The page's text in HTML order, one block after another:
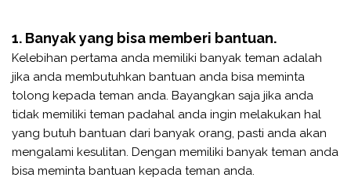
1. Banyak yang bisa memberi bantuan.
Kelebihan pertama anda memiliki banyak teman adalah
jika anda membutuhkan bantuan anda bisa meminta
tolong kepada teman anda. Bayangkan saja jika anda
tidak memiliki teman padahal anda ingin melakukan hal
yang butuh bantuan dari banyak orang, pasti anda akan
mengalami kesulitan. Dengan memiliki banyak teman anda
bisa meminta bantuan kepada teman anda.